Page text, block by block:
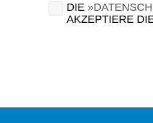
DIE
AKZEPTIERE